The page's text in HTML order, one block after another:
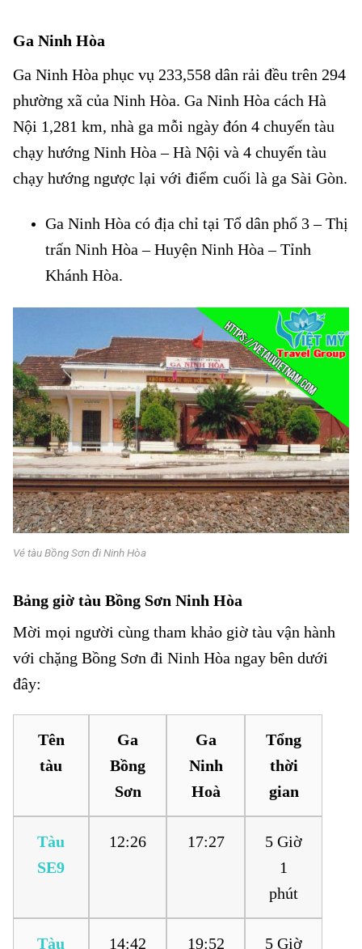
Ga Ninh Hòa
Ga Ninh Hòa phục vụ 233,558 dân rải đều trên 294
phường xã của Ninh Hòa. Ga Ninh Hòa cách Hà
Nội 1,281 km, nhà ga mỗi ngày đón 4 chuyến tàu
chạy hướng Ninh Hòa – Hà Nội và 4 chuyến tàu
chạy hướng ngược lại với điểm cuối là ga Sài Gòn.
Ga Ninh Hòa có địa chỉ tại Tổ dân phố 3 – Thị
trấn Ninh Hòa – Huyện Ninh Hòa – Tỉnh
Khánh Hòa.
Vé tàu Bồng Sơn đi Ninh Hòa
Bảng giờ tàu Bồng Sơn Ninh Hòa
Mời mọi người cùng tham khảo giờ tàu vận hành
với chặng Bồng Sơn đi Ninh Hòa ngay bên dưới
đây:
Tên
tàu
Ga
Bồng
Sơn
Ga
Ninh
Hoà
Tổng
thời
gian
Tàu
SE9
12:26 17:27
5 Giờ
1
phút
Tàu 14:42 19:52 5 Giờ